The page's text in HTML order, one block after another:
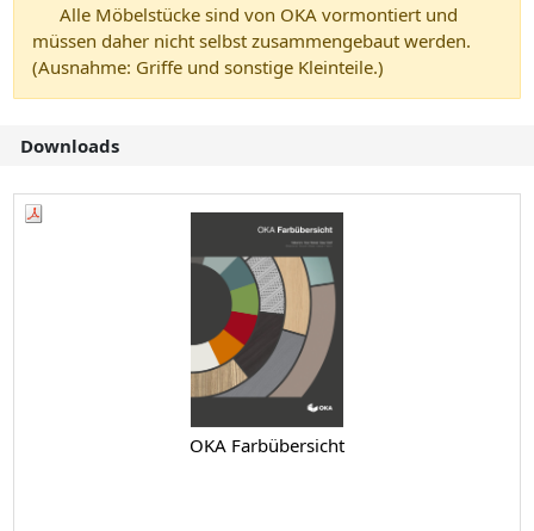
Alle Möbelstücke sind von OKA vormontiert und
müssen daher nicht selbst zusammengebaut werden.
(Ausnahme: Griffe und sonstige Kleinteile.)
Downloads
OKA Farbübersicht